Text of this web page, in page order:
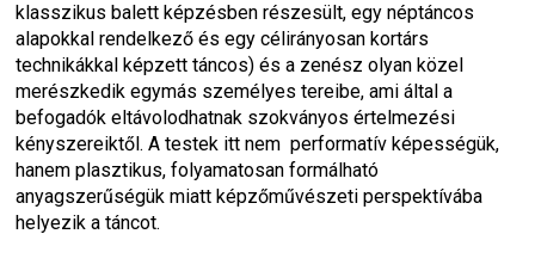
klasszikus balett képzésben részesült, egy néptáncos
alapokkal rendelkező és egy célirányosan kortárs
technikákkal képzett táncos) és a zenész olyan közel
merészkedik egymás személyes tereibe, ami által a
befogadók eltávolodhatnak szokványos értelmezési
kényszereiktől. A testek itt nem  performatív képességük,
hanem plasztikus, folyamatosan formálható
anyagszerűségük miatt képzőművészeti perspektívába
helyezik a táncot.